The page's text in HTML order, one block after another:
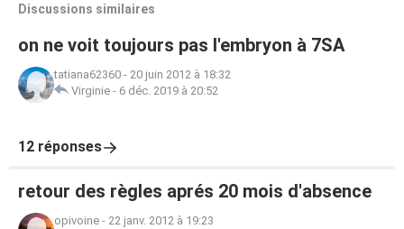
Discussions similaires
on ne voit toujours pas l'embryon à 7SA
tatiana62360 - 20 juin 2012 à 18:32
Virginie - 6 déc. 2019 à 20:52
12 réponses
retour des règles aprés 20 mois d'absence
opivoine - 22 janv. 2012 à 19:23